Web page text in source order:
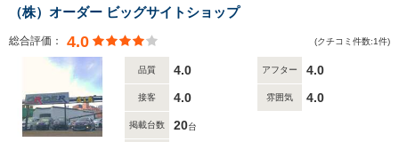
（株）オーダー ビッグサイトショップ
総合評価： 4.0 (クチコミ件数:1件)
品質 4.0 アフター 4.0
接客 4.0 雰囲気 4.0
掲載台数 20台